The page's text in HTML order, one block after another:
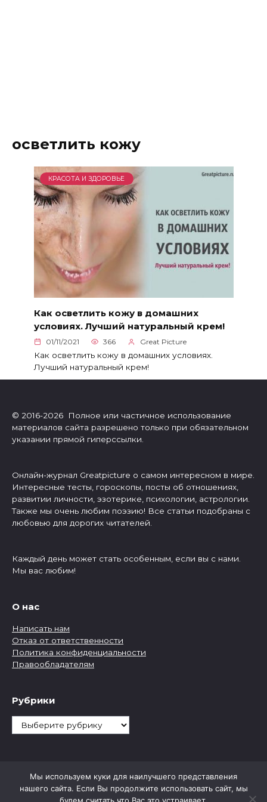
осветлить кожу
КРАСОТА И ЗДОРОВЬЕ
Как осветлить кожу в домашних
условиях. Лучший натуральный крем!
01/11/2021 366 Great Picture
Как осветлить кожу в домашних условиях.
Лучший натуральный крем!
© 2016-2026 Полное или частичное использование
материалов сайта разрешено только при обязательном
указании прямой гиперссылки.
Онлайн-журнал Greatpicture о самом интересном в мире.
Интересные тесты, гороскопы, посты об отношениях,
развитии личности, эзотерике, психологии, астрологии.
Также мы очень любим поэзию! Все статьи подобраны с
любовью для дорогих читателей.
Каждый день может стать особенным, если вы с нами.
Мы вас любим!
О нас
Написать нам
Отказ от ответственности
Политика конфиденциальности
Правообладателям
Рубрики
Рубрики
Мы используем куки для наилучшего представления
нашего сайта. Если Вы продолжите использовать сайт, мы